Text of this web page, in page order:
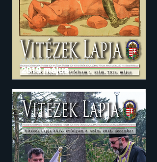
XXV. évfolyam I. szám
2019 május